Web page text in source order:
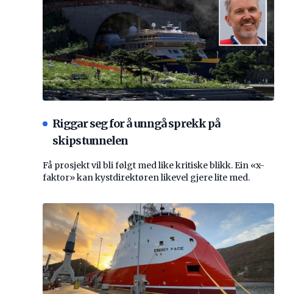
Riggar seg for å unngå sprekk på
skipstunnelen
Få prosjekt vil bli følgt med like kritiske blikk. Ein «x-
faktor» kan kystdirektøren likevel gjere lite med.